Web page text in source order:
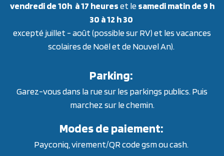
vendredi de 10h à 17 heureset lesamedi matin de 9 h
30 à 12 h 30
excepté juillet - août (possible sur RV) et les vacances
scolaires de Noël et de Nouvel An).
Parking:
Garez-vous dans la rue sur les parkings publics. Puis
marchez sur le chemin.
Modes de paiement:
Payconiq, virement/QR code gsm ou cash.